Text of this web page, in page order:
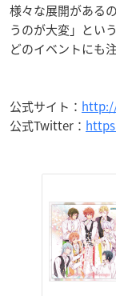
様々な展開がある
うのが大変」とい
どのイベントにも
公式サイト：
公式Twitter：